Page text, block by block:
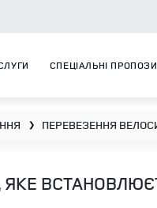
СПЕЦІАЛЬНІ
❯ ПЕРЕВЕЗЕННЯ